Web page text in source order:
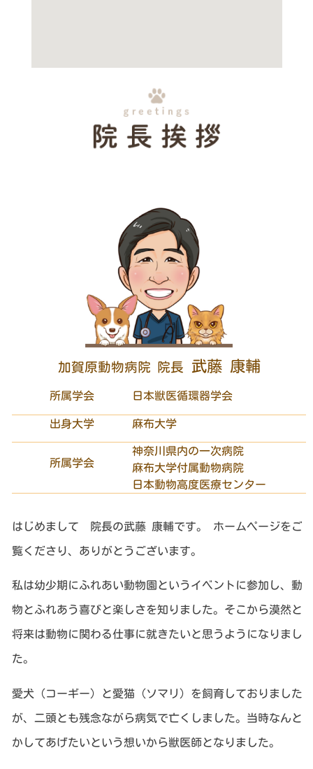
はじめまして 院長の武藤 康輔です。 ホームページをご
覧くださり、ありがとうございます。
私は幼少期にふれあい動物園というイベントに参加し、動
物とふれあう喜びと楽しさを知りました。そこから漠然と
将来は動物に関わる仕事に就きたいと思うようになりまし
た。
愛犬（コーギー）と愛猫（ソマリ）を飼育しておりました
が、二頭とも残念ながら病気で亡くしました。当時なんと
かしてあげたいという想いから獣医師となりました。
加賀原動物病院 院長 武藤 康輔
所属学会 日本獣医循環器学会
出身大学 麻布大学
所属学会
神奈川県内の一次病院
麻布大学付属動物病院
日本動物高度医療センター